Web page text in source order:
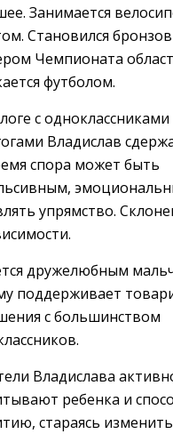
Занимается
Становился
Чемпионата
футболом.
с одноклассниками
Владислав
спора может быть
упрямство.
дружелюбным
поддерживает
с большинством
Владислава
ребенка и
стараясь